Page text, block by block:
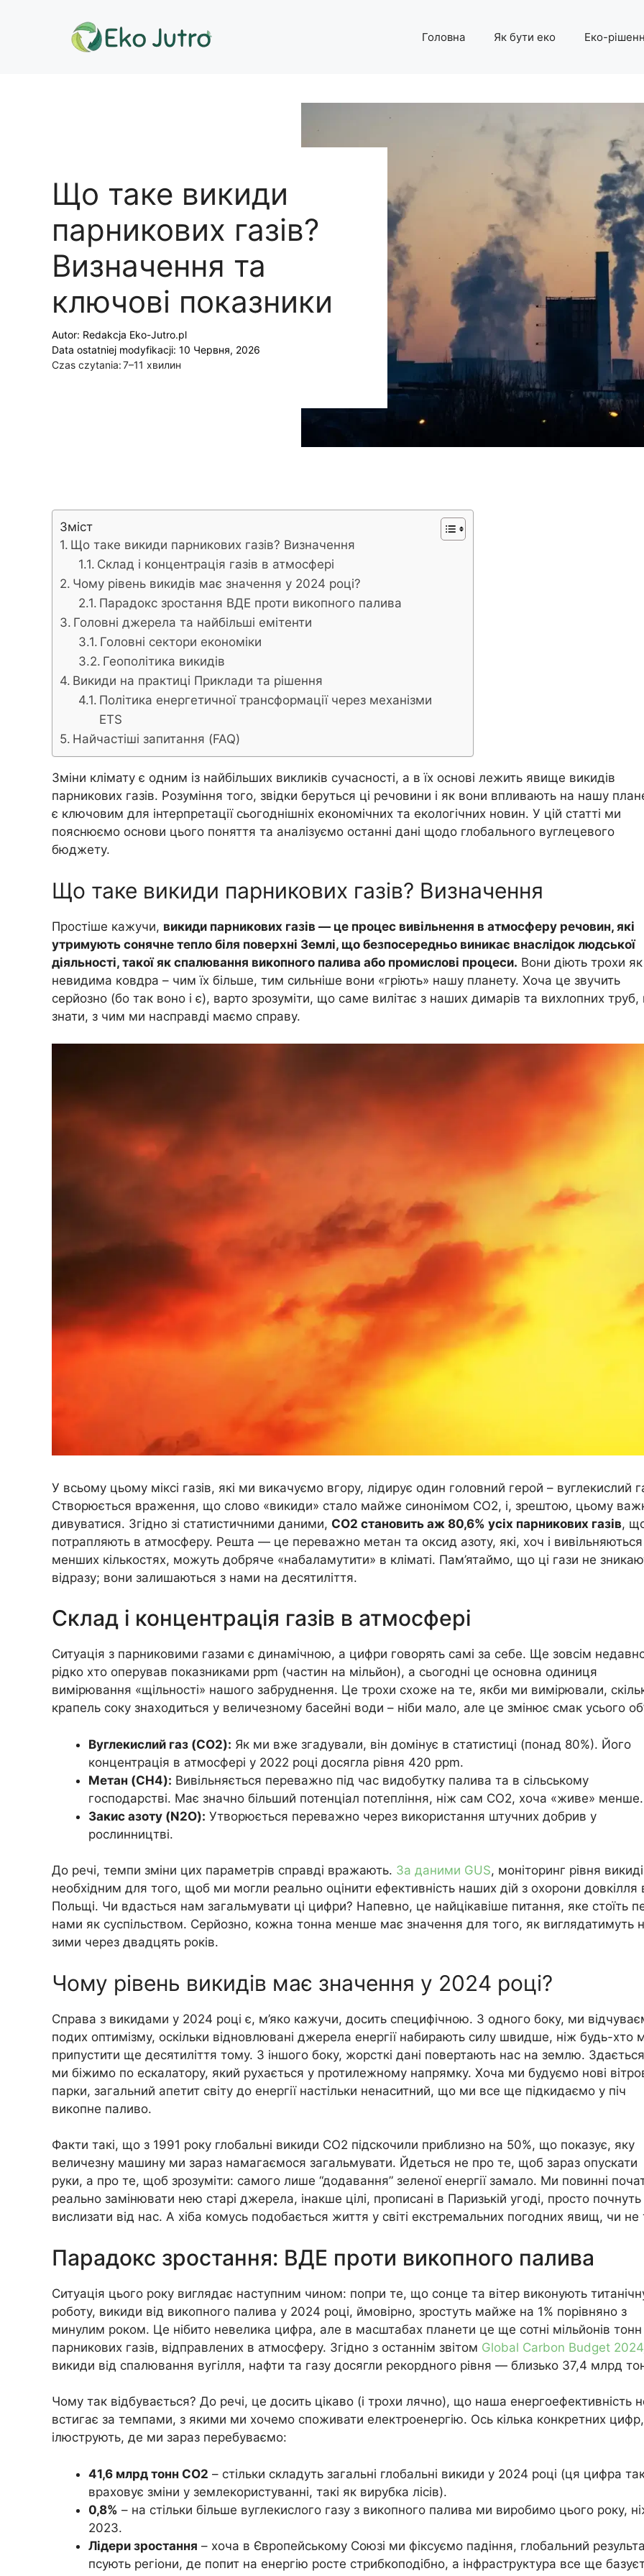
Головна Як бути еко Еко-
Що таке викиди
парникових газів?
Визначення та
ключові показники
Autor: Redakcja Eko-Jutro.pl
Data ostatniej modyfikacji: 10 Червня, 2026
Czas czytania:7–11 хвилин
Зміст
Що таке викиди парникових газів? Визначення
Склад і концентрація газів в атмосфері
Чому рівень викидів має значення у 2024 році?
Парадокс зростання ВДЕ проти викопного палива
Головні джерела та найбільші емітенти
Головні сектори економіки
Геополітика викидів
Викиди на практиці Приклади та рішення
Політика енергетичної трансформації через механізми
ETS
Найчастіші запитання (FAQ)
Зміни клімату є одним із найбільших викликів сучасності, а в їх основі лежить явище викидів
парникових газів. Розуміння того, звідки беруться ці речовини і як вони впливають на нашу
є ключовим для інтерпретації сьогоднішніх економічних та екологічних новин. У цій статті ми
пояснюємо основи цього поняття та аналізуємо останні дані щодо глобального вуглецевого
бюджету.
Що таке викиди парникових газів? Визначення
Простіше кажучи, викиди парникових газів — це процес вивільнення в атмосферу речовин, які
утримують сонячне тепло біля поверхні Землі, що безпосередньо виникає внаслідок людської
діяльності, такої як спалювання викопного палива або промислові процеси. Вони діють трохи як
невидима ковдра – чим їх більше, тим сильніше вони «гріють» нашу планету. Хоча це звучить
серйозно (бо так воно і є), варто зрозуміти, що саме вилітає з наших димарів та вихлопних
знати, з чим ми насправді маємо справу.
У всьому цьому міксі газів, які ми викачуємо вгору, лідирує один головний герой – вуглекислий
Створюється враження, що слово «викиди» стало майже синонімом CO2, і, зрештою, цьому
дивуватися. Згідно зі статистичними даними, CO2 становить аж 80,6% усіх парникових газів,
потрапляють в атмосферу. Решта — це переважно метан та оксид азоту, які, хоч і
менших кількостях, можуть добряче «набаламутити» в кліматі. Пам’ятаймо, що ці гази не
відразу; вони залишаються з нами на десятиліття.
Склад і концентрація газів в атмосфері
Ситуація з парниковими газами є динамічною, а цифри говорять самі за себе. Ще зовсім
рідко хто оперував показниками ppm (частин на мільйон), а сьогодні це основна одиниця
вимірювання «щільності» нашого забруднення. Це трохи схоже на те, якби ми вимірювали,
крапель соку знаходиться у величезному басейні води – ніби мало, але це змінює смак усього
Вуглекислий газ (CO2): Як ми вже згадували, він домінує в статистиці (понад 80%). Його
концентрація в атмосфері у 2022 році досягла рівня 420 ppm.
Метан (CH4): Вивільняється переважно під час видобутку палива та в сільському
господарстві. Має значно більший потенціал потепління, ніж сам CO2, хоча «живе» менше.
Закис азоту (N2O): Утворюється переважно через використання штучних добрив у
рослинництві.
До речі, темпи зміни цих параметрів справді вражають. За даними GUS, моніторинг рівня
необхідним для того, щоб ми могли реально оцінити ефективність наших дій з охорони довкілля
Польщі. Чи вдасться нам загальмувати ці цифри? Напевно, це найцікавіше питання, яке стоїть
нами як суспільством. Серйозно, кожна тонна менше має значення для того, як виглядатимуть
зими через двадцять років.
Чому рівень викидів має значення у 2024 році?
Справа з викидами у 2024 році є, м’яко кажучи, досить специфічною. З одного боку, ми
подих оптимізму, оскільки відновлювані джерела енергії набирають силу швидше, ніж будь-хто
припустити ще десятиліття тому. З іншого боку, жорсткі дані повертають нас на землю.
ми біжимо по ескалатору, який рухається у протилежному напрямку. Хоча ми будуємо нові
парки, загальний апетит світу до енергії настільки ненаситний, що ми все ще підкидаємо у піч
викопне паливо.
Факти такі, що з 1991 року глобальні викиди CO2 підскочили приблизно на 50%, що показує, яку
величезну машину ми зараз намагаємося загальмувати. Йдеться не про те, щоб зараз опускати
руки, а про те, щоб зрозуміти: самого лише “додавання” зеленої енергії замало. Ми повинні
реально замінювати нею старі джерела, інакше цілі, прописані в Паризькій угоді, просто почнуть
вислизати від нас. А хіба комусь подобається життя у світі екстремальних погодних явищ, чи не
Парадокс зростання: ВДЕ проти викопного палива
Ситуація цього року виглядає наступним чином: попри те, що сонце та вітер виконують
роботу, викиди від викопного палива у 2024 році, ймовірно, зростуть майже на 1% порівняно з
минулим роком. Це нібито невелика цифра, але в масштабах планети це ще сотні мільйонів тонн
парникових газів, відправлених в атмосферу. Згідно з останнім звітом Global Carbon Budget 2024
викиди від спалювання вугілля, нафти та газу досягли рекордного рівня — близько 37,4 млрд
Чому так відбувається? До речі, це досить цікаво (і трохи лячно), що наша енергоефективність
встигає за темпами, з якими ми хочемо споживати електроенергію. Ось кілька конкретних цифр,
ілюструють, де ми зараз перебуваємо:
41,6 млрд тонн CO2 – стільки складуть загальні глобальні викиди у 2024 році (ця цифра
враховує зміни у землекористуванні, такі як вирубка лісів).
0,8% – на стільки більше вуглекислого газу з викопного палива ми виробимо цього року,
2023.
Лідери зростання – хоча в Європейському Союзі ми фіксуємо падіння, глобальний
псують регіони, де попит на енергію росте стрибкоподібно, а інфраструктура все ще